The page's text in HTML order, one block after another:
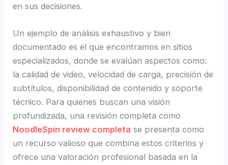
en sus decisiones.
Un ejemplo de análisis exhaustivo y bien
documentado es el que encontramos en sitios
especializados, donde se evalúan aspectos como:
la calidad de video, velocidad de carga, precisión de
subtítulos, disponibilidad de contenido y soporte
técnico. Para quienes buscan una visión
profundizada, una revisión completa como
NoodleSpin review completa se presenta como
un recurso valioso que combina estos criterios y
ofrece una valoración profesional basada en la